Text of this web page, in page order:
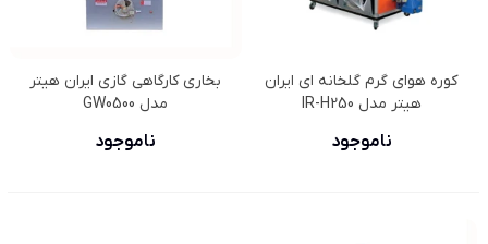
کوره هوای گرم گلخانه ای ایران
هیتر مدل IR-H250
ناموجود
بخاری کارگاهی گازی ایران هیتر
مدل GW0500
ناموجود